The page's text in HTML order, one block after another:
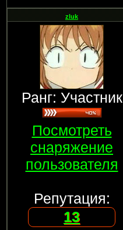
zluk
Ранг: Участник
Посмотреть
снаряжение
пользователя
Репутация:
13